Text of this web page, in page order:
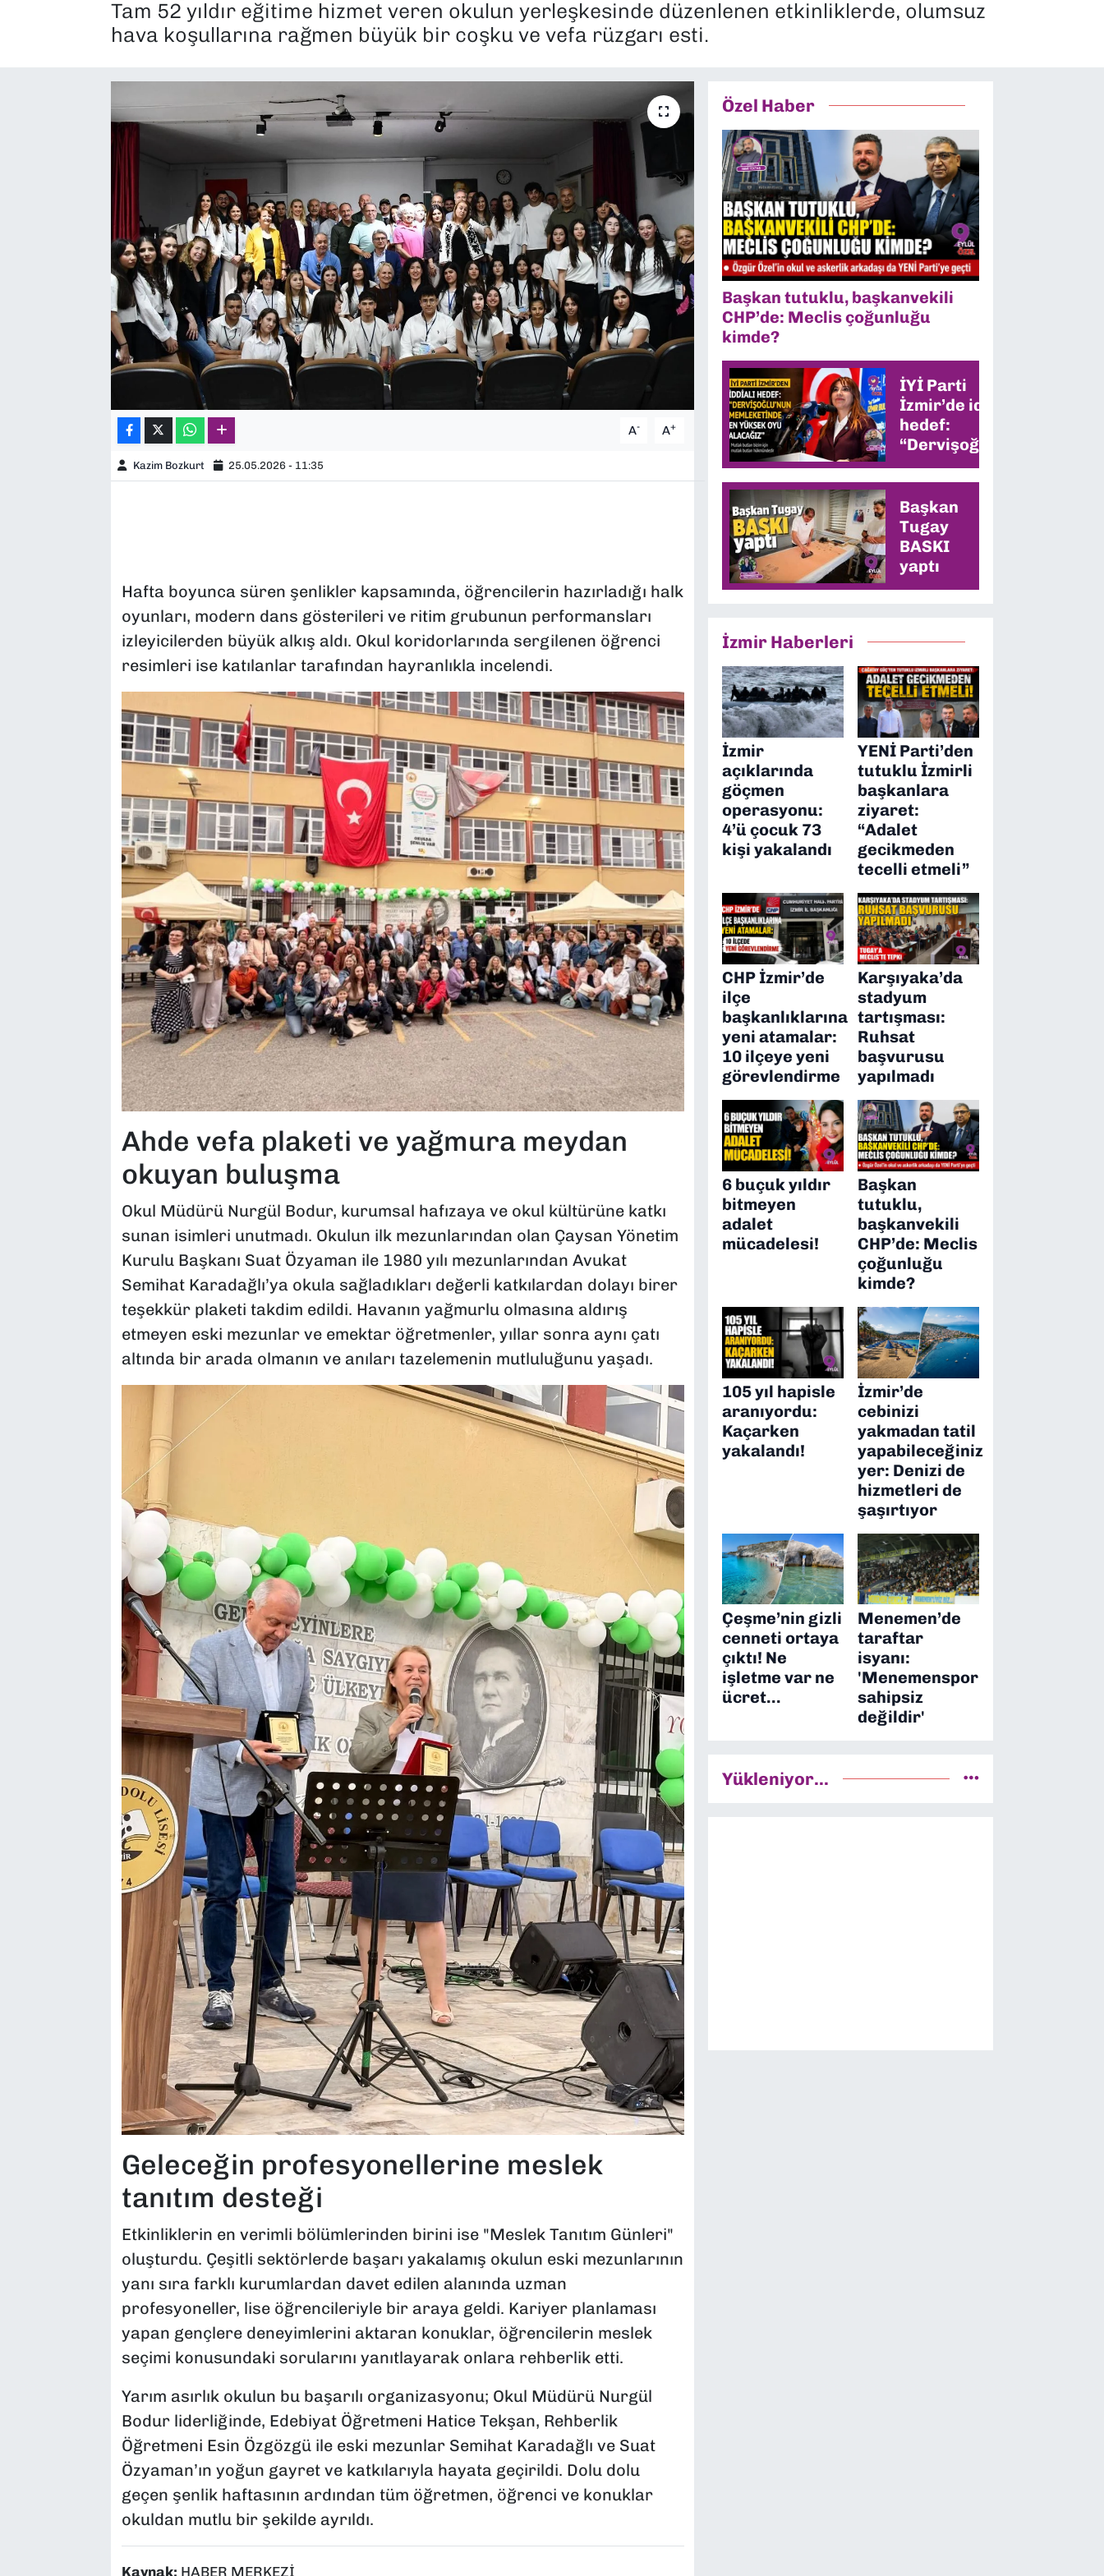
Tam 52 yıldır eğitime hizmet veren okulun yerleşkesinde düzenlenen etkinliklerde, olumsuz
hava koşullarına rağmen büyük bir coşku ve vefa rüzgarı esti.
A- A+
Kazim Bozkurt 25.05.2026 - 11:35
Hafta boyunca süren şenlikler kapsamında, öğrencilerin hazırladığı halk
oyunları, modern dans gösterileri ve ritim grubunun performansları
izleyicilerden büyük alkış aldı. Okul koridorlarında sergilenen öğrenci
resimleri ise katılanlar tarafından hayranlıkla incelendi.
Ahde vefa plaketi ve yağmura meydan
okuyan buluşma
Okul Müdürü Nurgül Bodur, kurumsal hafızaya ve okul kültürüne katkı
sunan isimleri unutmadı. Okulun ilk mezunlarından olan Çaysan Yönetim
Kurulu Başkanı Suat Özyaman ile 1980 yılı mezunlarından Avukat
Semihat Karadağlı’ya okula sağladıkları değerli katkılardan dolayı birer
teşekkür plaketi takdim edildi. Havanın yağmurlu olmasına aldırış
etmeyen eski mezunlar ve emektar öğretmenler, yıllar sonra aynı çatı
altında bir arada olmanın ve anıları tazelemenin mutluluğunu yaşadı.
Geleceğin profesyonellerine meslek
tanıtım desteği
Etkinliklerin en verimli bölümlerinden birini ise "Meslek Tanıtım Günleri"
oluşturdu. Çeşitli sektörlerde başarı yakalamış okulun eski mezunlarının
yanı sıra farklı kurumlardan davet edilen alanında uzman
profesyoneller, lise öğrencileriyle bir araya geldi. Kariyer planlaması
yapan gençlere deneyimlerini aktaran konuklar, öğrencilerin meslek
seçimi konusundaki sorularını yanıtlayarak onlara rehberlik etti.
Yarım asırlık okulun bu başarılı organizasyonu; Okul Müdürü Nurgül
Bodur liderliğinde, Edebiyat Öğretmeni Hatice Tekşan, Rehberlik
Öğretmeni Esin Özgözgü ile eski mezunlar Semihat Karadağlı ve Suat
Özyaman’ın yoğun gayret ve katkılarıyla hayata geçirildi. Dolu dolu
geçen şenlik haftasının ardından tüm öğretmen, öğrenci ve konuklar
okuldan mutlu bir şekilde ayrıldı.
Kaynak: HABER MERKEZİ
Özel Haber
Başkan tutuklu, başkanvekili
CHP’de: Meclis çoğunluğu
kimde?
İYİ Parti
İzmir’de iddialı
hedef:
“Dervişoğlu’nun
memleketinde
en yüksek oyu
alacağız”
Başkan
Tugay
BASKI
yaptı
İzmir Haberleri
İzmir
açıklarında
göçmen
operasyonu:
4’ü çocuk 73
kişi yakalandı
YENİ Parti’den
tutuklu İzmirli
başkanlara
ziyaret:
“Adalet
gecikmeden
tecelli etmeli”
CHP İzmir’de
ilçe
başkanlıklarına
yeni atamalar:
10 ilçeye yeni
görevlendirme
Karşıyaka’da
stadyum
tartışması:
Ruhsat
başvurusu
yapılmadı
6 buçuk yıldır
bitmeyen
adalet
mücadelesi!
Başkan
tutuklu,
başkanvekili
CHP’de: Meclis
çoğunluğu
kimde?
105 yıl hapisle
aranıyordu:
Kaçarken
yakalandı!
İzmir’de
cebinizi
yakmadan tatil
yapabileceğiniz
yer: Denizi de
hizmetleri de
şaşırtıyor
Çeşme’nin gizli
cenneti ortaya
çıktı! Ne
işletme var ne
ücret…
Menemen’de
taraftar
isyanı:
'Menemenspor
sahipsiz
değildir'
Yükleniyor...
TEKNOLOJİ
YEREL YÖNETİMLER